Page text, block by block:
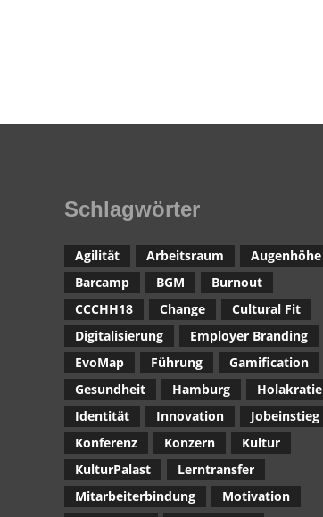
Schlagwörter
Agilität Arbeitsraum
Augenhöhe
Barcamp
BGM
Burnout
CCCHH18
Change
Cultural Fit
Digitalisierung
Employer Branding
EvoMap
Führung
Gamification
Gesundheit
Hamburg
Holakratie
Identität
Innovation
Jobeinstieg
Konferenz
Konzern
Kultur
KulturPalast
Lerntransfer
Mitarbeiterbindung
Motivation